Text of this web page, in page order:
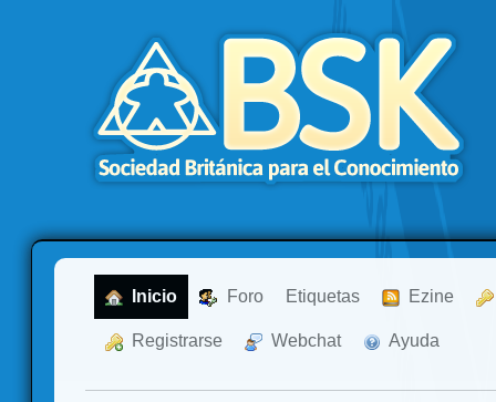
Inicio Foro Etiquetas Ezine
Registrarse Webchat Ayuda